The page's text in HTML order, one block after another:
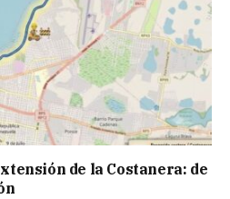
de la Costanera: de